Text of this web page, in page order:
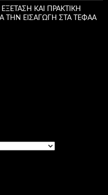
ΚΑΙ ΠΡΑΚΤΙΚΗ
ΤΗΝ ΕΙΣΑΓΩΓΗ ΣΤΑ ΤΕΦΑΑ